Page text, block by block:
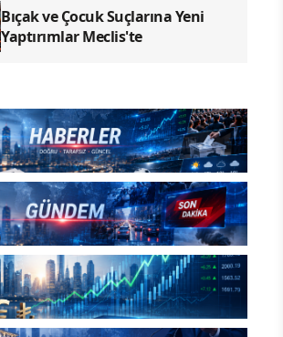
Bıçak ve Çocuk Suçlarına Yeni
Yaptırımlar Meclis'te